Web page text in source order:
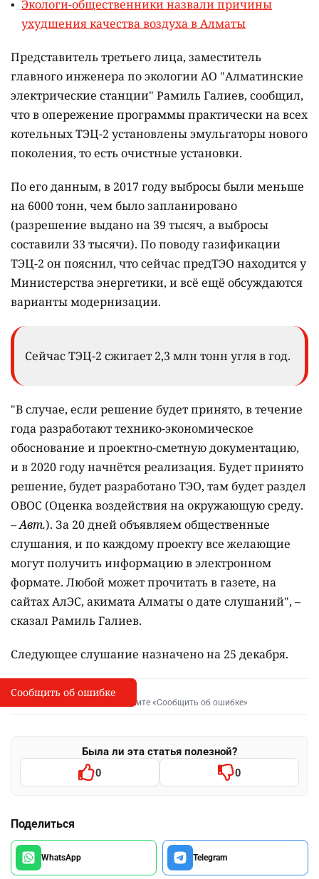
Экологи-общественники назвали причины
ухудшения качества воздуха в Алматы
Представитель третьего лица, заместитель
главного инженера по экологии АО "Алматинские
электрические станции" Рамиль Галиев, сообщил,
что в опережение программы практически на всех
котельных ТЭЦ-2 установлены эмульгаторы нового
поколения, то есть очистные установки.
По его данным, в 2017 году выбросы были меньше
на 6000 тонн, чем было запланировано
(разрешение выдано на 39 тысяч, а выбросы
составили 33 тысячи). По поводу газификации
ТЭЦ-2 он пояснил, что сейчас предТЭО находится у
Министерства энергетики, и всё ещё обсуждаются
варианты модернизации.
Сейчас ТЭЦ-2 сжигает 2,3 млн тонн угля в год.
"В случае, если решение будет принято, в течение
года разработают технико-экономическое
обоснование и проектно-сметную документацию,
и в 2020 году начнётся реализация. Будет принято
решение, будет разработано ТЭО, там будет раздел
ОВОС (Оценка воздействия на окружающую среду.
–Авт.). За 20 дней объявляем общественные
слушания, и по каждому проекту все желающие
могут получить информацию в электронном
формате. Любой может прочитать в газете, на
сайтах АлЭС, акимата Алматы о дате слушаний", –
сказал Рамиль Галиев.
Следующее слушание назначено на 25 декабря.
I
Сообщить об опечатке
Выделите фрагмент и нажмите «Сообщить об ошибке»
Была ли эта статья полезной?
0 0
Поделиться
WhatsApp Telegram
Сообщить об ошибке